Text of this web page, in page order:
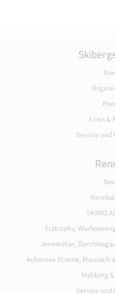
Links &
Service und
SKIMO
Erztrophy,
Jennerstier,
Achensee Xtreme, Maurach
Meldung
Service und